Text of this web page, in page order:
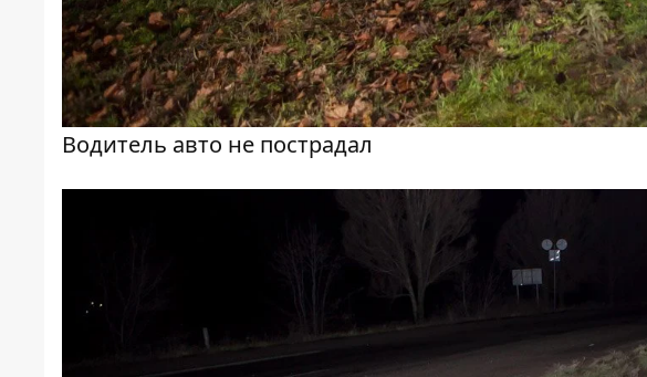
Водитель авто не пострадал